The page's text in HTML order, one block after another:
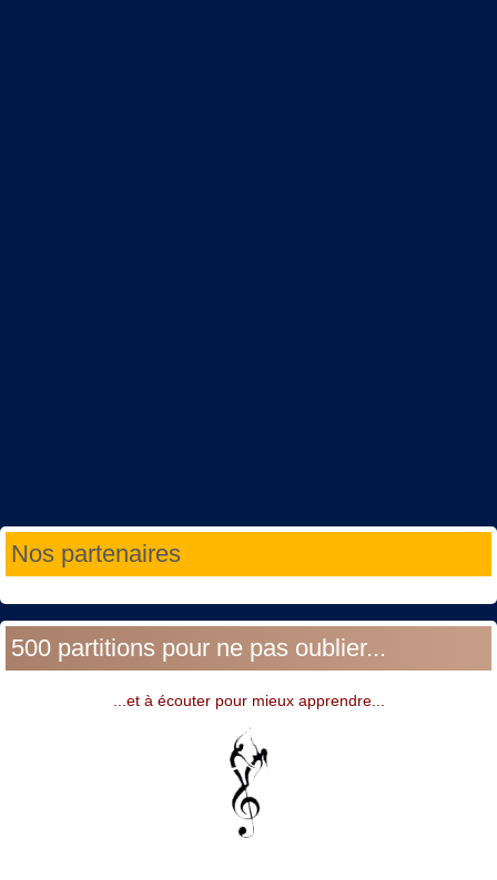
Nos partenaires
500 partitions pour ne pas oublier...
...et à écouter pour mieux apprendre...
Année
précédente
Mois
précédent
Année
suivante
Mois
suivant